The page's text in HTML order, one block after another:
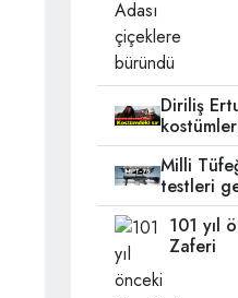
Diriliş
Milli
testleri
101 yıl
Zaferi